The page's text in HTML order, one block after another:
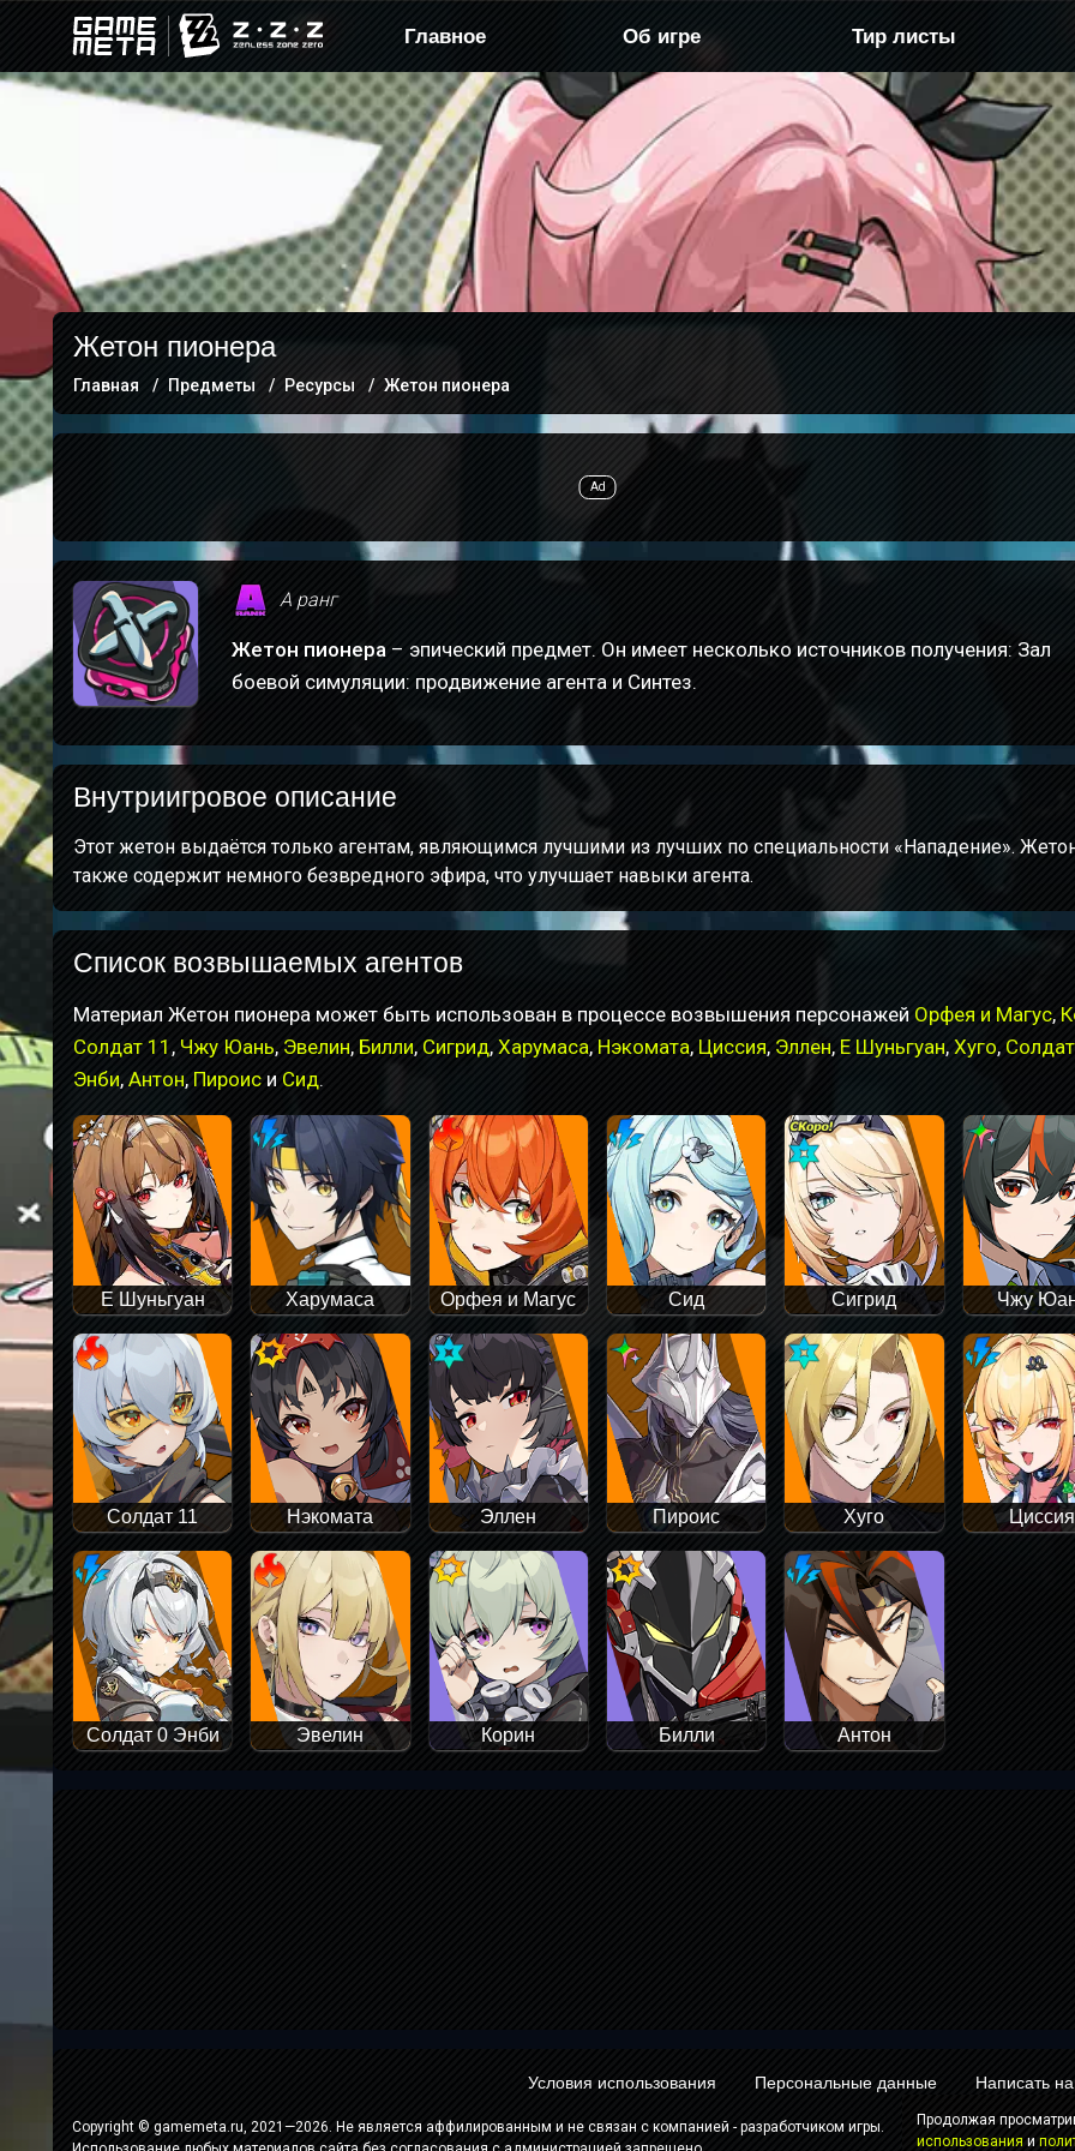
Главное Об игре Тир листы
Жетон пионера
Главная Предметы Ресурсы Жетон пионера
A ранг
Жетон пионера – эпический предмет. Он имеет несколько источников получения: Зал
боевой симуляции: продвижение агента и Синтез.
Внутриигровое описание
Этот жетон выдаётся только агентам, являющимся лучшими из лучших по специальности «Нападение».
также содержит немного безвредного эфира, что улучшает навыки агента.
Список возвышаемых агентов
Материал Жетон пионера может быть использован в процессе возвышения персонажей Орфея и Магус,
Солдат 11 , Чжу Юань, Эвелин, Билли, Сигрид, Харумаса, Нэкомата, Циссия, Эллен, Е Шуньгуан, Хуго,
Энби, Антон, Пироис и Сид.
Е Шуньгуан Харумаса Орфея и Магус Сид Сигрид Чжу
Солдат 11 Нэкомата Эллен Пироис Хуго Циссия
Солдат 0 Энби Эвелин Корин Билли Антон
Условия использования Персональные данные Написать
Copyright © gamemeta.ru, 2021—2026. Не является аффилированным и не связан с компанией - разработчиком игры.
Продолжая
использования и